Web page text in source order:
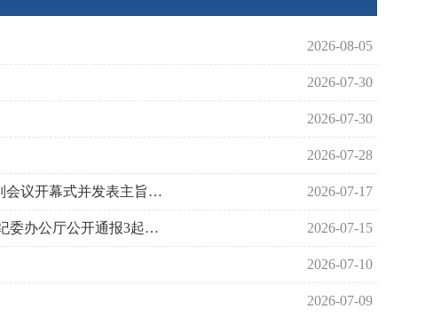
2026-08-05
2026-07-30
2026-07-30
2026-07-28
习近平出席2026世界人工智能大会暨人工智能全球治理高级别会议开幕式并发表主旨讲话 2026-07-17
中央层面整治形式主义为基层减负专项工作机制办公室 中央纪委办公厅公开通报3起整治形式主义为基层减负典型问题 2026-07-15
2026-07-10
2026-07-09